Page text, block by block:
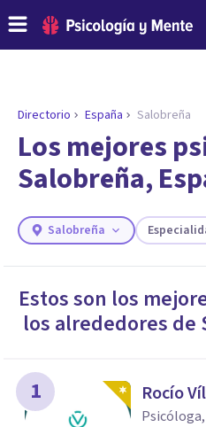
ENCONTRAR MI TERAPEUTA
¿Necesitas ayuda
psicólogo
Responde a unas breves
necesidades.
Directorio España Salobreña
Los mejores
Salobreña,
Salobreña
Estos son los
los alrededores de
1 Rocío